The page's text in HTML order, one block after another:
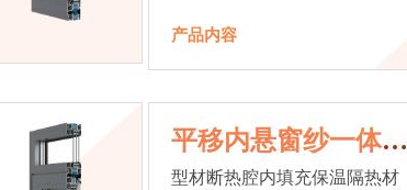
产品内容
平移内悬窗纱一体系
统
型材断热腔内填充保温隔热材